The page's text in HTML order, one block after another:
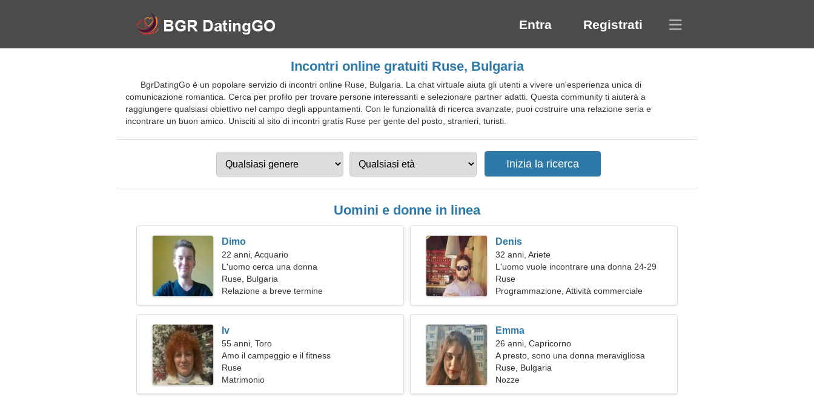
Entra Registrati
Incontri online gratuiti Ruse, Bulgaria
BgrDatingGo è un popolare servizio di incontri online Ruse, Bulgaria. La chat virtuale aiuta gli utenti a vivere un'esperienza unica di
comunicazione romantica. Cerca per profilo per trovare persone interessanti e selezionare partner adatti. Questa community ti aiuterà a
raggiungere qualsiasi obiettivo nel campo degli appuntamenti. Con le funzionalità di ricerca avanzate, puoi costruire una relazione seria e
incontrare un buon amico. Unisciti al sito di incontri gratis Ruse per gente del posto, stranieri, turisti.
Uomini e donne in linea
Dimo
22 anni, Acquario
L'uomo cerca una donna
Ruse, Bulgaria
Relazione a breve termine
Denis
32 anni, Ariete
L'uomo vuole incontrare una donna 24-29
Ruse
Programmazione, Attività commerciale
Iv
55 anni, Toro
Amo il campeggio e il fitness
Ruse
Matrimonio
Emma
26 anni, Capricorno
A presto, sono una donna meravigliosa
Ruse, Bulgaria
Nozze